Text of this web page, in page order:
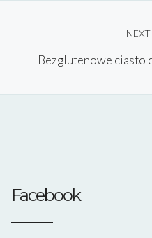
Bezglutenowe ciasto
Facebook